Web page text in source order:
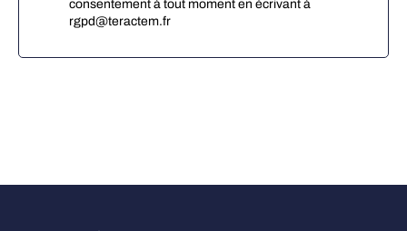
consentement à tout moment en écrivant à
rgpd@teractem.fr